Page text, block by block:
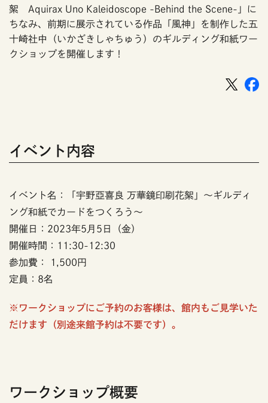
絮 Aquirax Uno Kaleidoscope -Behind the Scene-」に
ちなみ、前期に展示されている作品「風神」を制作した五
十崎社中（いかざきしゃちゅう）のギルディング和紙ワー
クショップを開催します！
イベント内容
イベント名：「宇野亞喜良 万華鏡印刷花絮」～ギルディ
ング和紙でカードをつくろう～
開催日：2023年5月5日（金）
開催時間：11:30-12:30
参加費： 1,500円
定員：8名
※ワークショップにご予約のお客様は、館内もご見学いた
だけます（別途来館予約は不要です）。
ワークショップ概要